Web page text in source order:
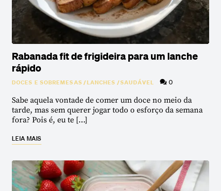
Rabanada fit de frigideira para um lanche
rápido
DOCES E SOBREMESAS/LANCHES /SAUDÁVEL 0
Sabe aquela vontade de comer um doce no meio da
tarde, mas sem querer jogar todo o esforço da semana
fora? Pois é, eu te […]
LEIA MAIS